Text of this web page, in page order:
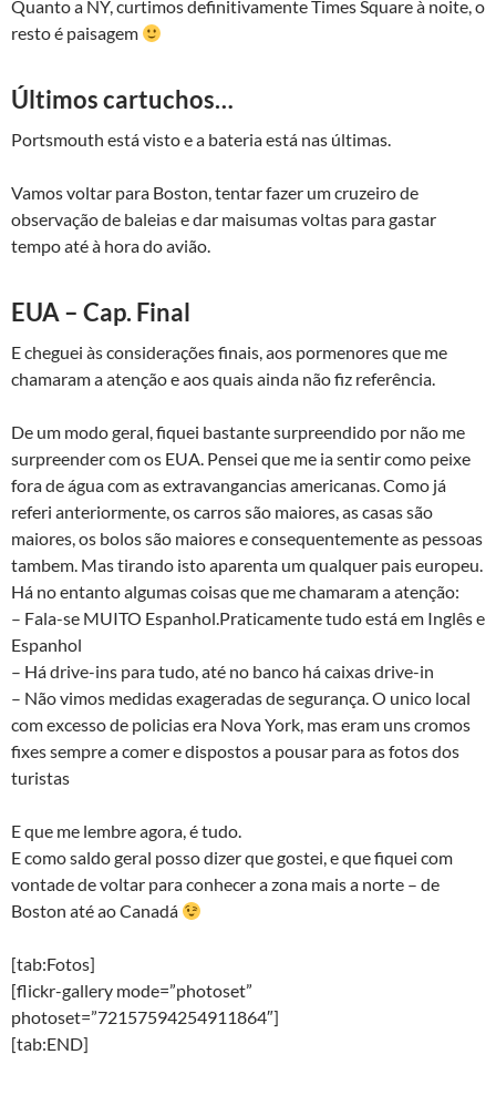
Quanto a NY, curtimos definitivamente Times Square à noite, o
resto é paisagem
Últimos cartuchos…
Portsmouth está visto e a bateria está nas últimas.
Vamos voltar para Boston, tentar fazer um cruzeiro de
observação de baleias e dar maisumas voltas para gastar
tempo até à hora do avião.
EUA – Cap. Final
E cheguei às considerações finais, aos pormenores que me
chamaram a atenção e aos quais ainda não fiz referência.
De um modo geral, fiquei bastante surpreendido por não me
surpreender com os EUA. Pensei que me ia sentir como peixe
fora de água com as extravangancias americanas. Como já
referi anteriormente, os carros são maiores, as casas são
maiores, os bolos são maiores e consequentemente as pessoas
tambem. Mas tirando isto aparenta um qualquer pais europeu.
Há no entanto algumas coisas que me chamaram a atenção:
– Fala-se MUITO Espanhol.Praticamente tudo está em Inglês e
Espanhol
– Há drive-ins para tudo, até no banco há caixas drive-in
– Não vimos medidas exageradas de segurança. O unico local
com excesso de policias era Nova York, mas eram uns cromos
fixes sempre a comer e dispostos a pousar para as fotos dos
turistas
E que me lembre agora, é tudo.
E como saldo geral posso dizer que gostei, e que fiquei com
vontade de voltar para conhecer a zona mais a norte – de
Boston até ao Canadá
[tab:Fotos]
[flickr-gallery mode=”photoset”
photoset=”72157594254911864″]
[tab:END]